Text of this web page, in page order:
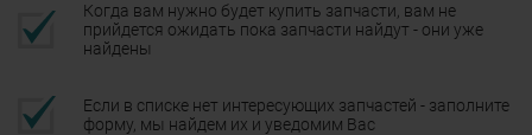
Когда вам нужно будет купить запчасти, вам не
прийдется ожидать пока запчасти найдут - они уже
найдены
Если в списке нет интересующих запчастей - заполните
форму, мы найдем их и уведомим Вас